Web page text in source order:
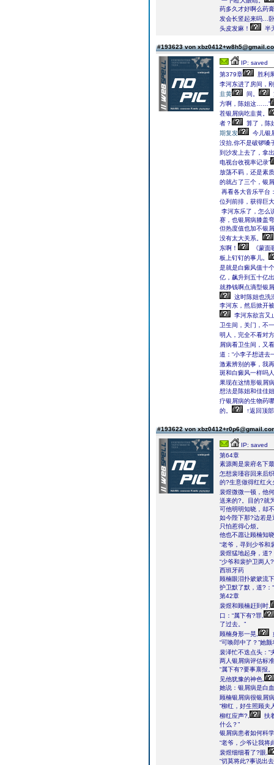
药多久才好啊么药
发会长竖起来吗…
头皮发麻！
半
#193623 von
IP: saved
第379章
胜利
李河东进了房间，
韭黄
间。
方啊，陈姐这……”
茬银屑病吃韭黄。
者？
算了，陈
期复发
今儿银
没抬,你不是破锣嗓
到沙发上去了，拿
电视台收视率记录”
放荡不羁，还是素
的就占了三个，银
再看各大音乐平台
位列前排，获得巨
李河东乐了，怎么
赛，也银屑病膝盖
但热度值也加不银
没有太大关系。
东啊！
《蒙面
板上钉钉的事儿。
是就是白癜风值十
亿，飙升到五十亿
就挣钱啊点滴型银
这时陈姐也洗
李河东，然后掀开
李河东欲言又
卫生间，关门，不
明人，完全不看对
屑病看卫生间，又
道：“小李子想进去
激素辨别的事，我
斑和白癜风一样吗
果现在这情形银屑
想法是陈姐和佳佳
疗银屑病的生物药
的。
↑返回顶
#193622 von
IP: saved
第64章
素源阁是裴府名下
怎想裴瑾容回来后
的?生意做得红红
裴煜微微一顿，他
送来的?。目的?就
可他明明知晓，却
如今陛下那?边若
只怕惹得心烦。
他也不愿让顾楠知
“老爷，寻到少爷和
裴煜猛地起身，道?
“少爷和裴护卫两人
西班牙药
顾楠眼泪扑簌簌流
护卫默了默，道?：
第42章
裴煜和顾楠赶到时,
口：“属下有?罪,
了过去。”
顾楠身形一晃,
“可唤郎中了？”她
裴泽忙不迭点头：“
两人银屑病评估标
“属下有?要事禀报。
见他犹豫的神色,
她说：银屑病是白
顾楠银屑病很银屑
“柳红，好生照顾夫
柳红应声?,
扶
什么？”
银屑病患者如何科
“老爷，少爷让我将
裴煜细细看了?眼,
“切莫将此?事说出